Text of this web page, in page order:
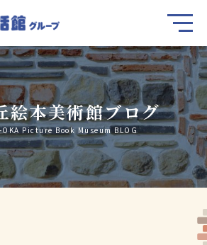
絵本美術館ブログ
OKA Picture Book Museum BLOG